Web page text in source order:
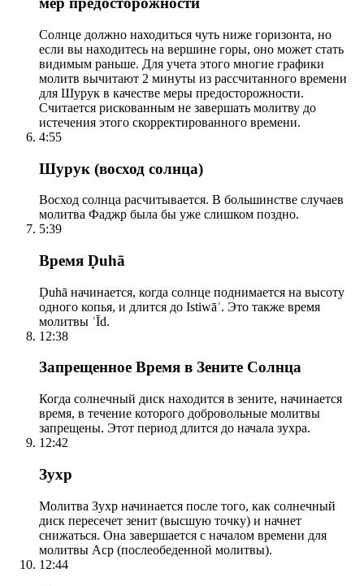
Солнце должно находиться чуть ниже горизонта, но
если вы находитесь на вершине горы, оно может стать
видимым раньше. Для учета этого многие графики
молитв вычитают 2 минуты из рассчитанного времени
для Шурук в качестве меры предосторожности.
Считается рискованным не завершать молитву до
истечения этого скорректированного времени.
4:55
Шурук (восход солнца)
Восход солнца расчитывается. В большинстве случаев
молитва Фаджр была бы уже слишком поздно.
5:39
Время Ḍuhā
Ḍuhā начинается, когда солнце поднимается на высоту
одного копья, и длится до Istiwāʾ. Это также время
молитвы ʿĪd.
12:38
Запрещенное Время в Зените Солнца
Когда солнечный диск находится в зените, начинается
время, в течение которого добровольные молитвы
запрещены. Этот период длится до начала зухра.
12:42
Зухр
Молитва Зухр начинается после того, как солнечный
диск пересечет зенит (высшую точку) и начнет
снижаться. Она завершается с началом времени для
молитвы Аср (послеобеденной молитвы).
12:44